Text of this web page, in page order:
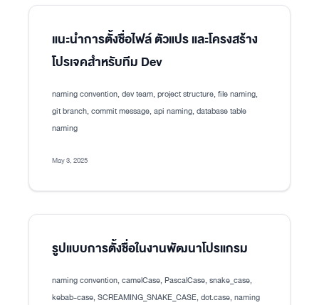
แนะนำการตั้งชื่อไฟล์ ตัวแปร และโครงสร้าง
โปรเจคสำหรับทีม Dev
naming convention, dev team, project structure, file naming,
git branch, commit message, api naming, database table
naming
May 3, 2025
รูปแบบการตั้งชื่อในงานพัฒนาโปรแกรม
naming convention, camelCase, PascalCase, snake_case,
kebab-case, SCREAMING_SNAKE_CASE, dot.case, naming